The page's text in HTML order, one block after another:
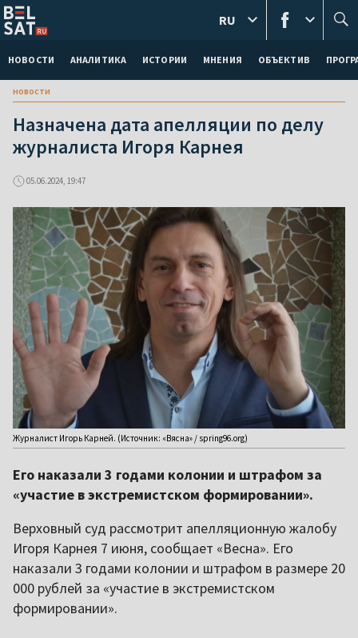
НОВОСТИ АНАЛИТИКА ИСТОРИИ МНЕНИЯ ОБЪЕКТИВ
RU
новости
Назначена дата апелляции по делу
журналиста Игоря Карнея
05.06.2024, 19:47
Журналист Игорь Карней. (Источник: «Вясна» / spring96.org)
Его наказали 3 годами колонии и штрафом за
«участие в экстремистском формировании».
Верховный суд рассмотрит апелляционную жалобу
Игоря Карнея 7 июня, сообщает «Весна». Его
наказали 3 годами колонии и штрафом в размере 20
000 рублей за «участие в экстремистском
формировании».